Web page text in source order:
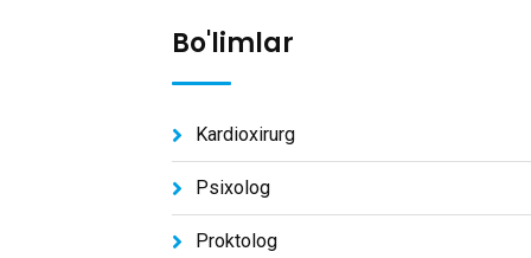
Bo'limlar
Kardioxirurg
Psixolog
Proktolog